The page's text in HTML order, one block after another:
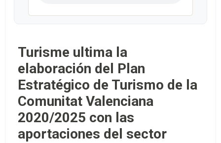
Turisme ultima la
elaboración del Plan
Estratégico de Turismo de la
Comunitat Valenciana
2020/2025 con las
aportaciones del sector